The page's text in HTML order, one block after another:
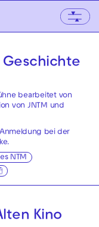
bearbeitet von
von JNTM und
Anmeldung bei der
.
NTM
Kino